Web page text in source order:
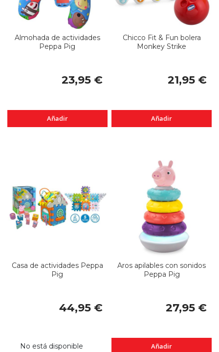
Almohada de actividades
Peppa Pig
23,95 €
Añadir
Chicco Fit & Fun bolera
Monkey Strike
21,95 €
Añadir
Casa de actividades Peppa
Pig
44,95 €
No está disponible
Aros apilables con sonidos
Peppa Pig
27,95 €
Añadir